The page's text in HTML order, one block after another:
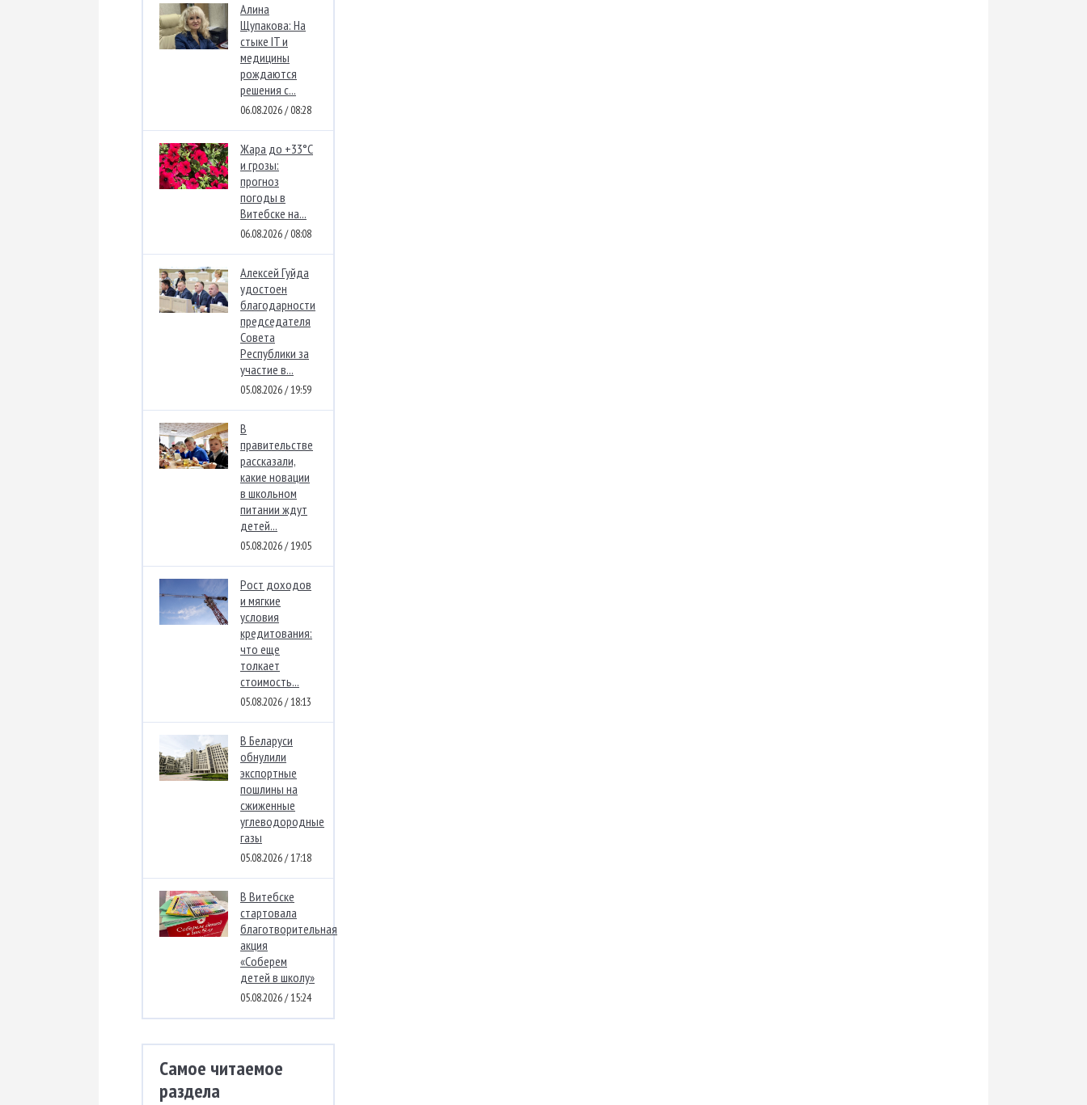
Алина
Щупакова: На
стыке IT и
медицины
рождаются
решения с...
06.08.2026 / 08:28
Жара до +33°C
и грозы:
прогноз
погоды в
Витебске на...
06.08.2026 / 08:08
Алексей Гуйда
удостоен
благодарности
председателя
Совета
Республики за
участие в...
05.08.2026 / 19:59
В
правительстве
рассказали,
какие новации
в школьном
питании ждут
детей...
05.08.2026 / 19:05
Рост доходов
и мягкие
условия
кредитования:
что еще
толкает
стоимость...
05.08.2026 / 18:13
В Беларуси
обнулили
экспортные
пошлины на
сжиженные
углеводородные
газы
05.08.2026 / 17:18
В Витебске
стартовала
благотворительная
акция
«Соберем
детей в школу»
05.08.2026 / 15:24
Самое читаемое
раздела